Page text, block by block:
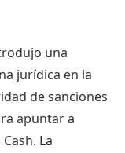
una
jurídica en la
de sanciones
apuntar a
La